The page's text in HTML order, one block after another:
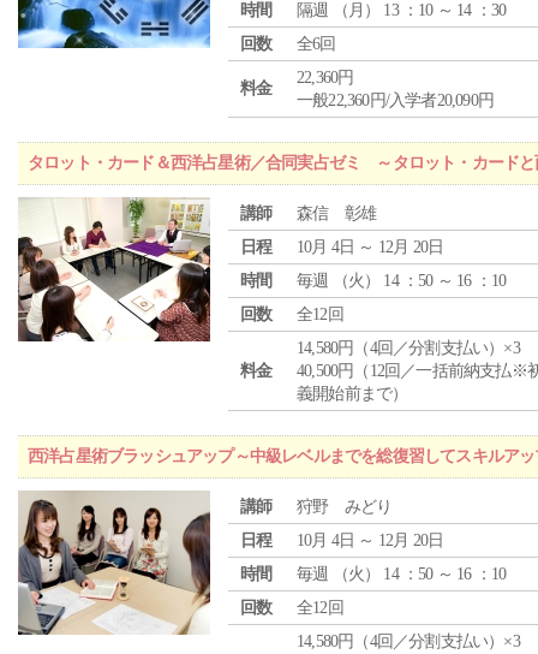
時間
隔週 （ 月 ） 13 ：10 ～ 14 ：30
回数
全6回
料金
22,360円
一般22,360円/入学者20,090円
タロット・カード＆西洋占星術／合同実占ゼミ ～タロット・カード
講師
森信 彰雄
日程
10月 4日 ～ 12月 20日
時間
毎週 （火 ） 14 ：50 ～ 16 ：10
回数
全12回
料金
14,580円（4回／分割支払い）×3
40,500円（12回／一括前納支払※
義開始前まで）
西洋占星術ブラッシュアップ～中級レベルまでを総復習してスキルア
講師
狩野 みどり
日程
10月 4日 ～ 12月 20日
時間
毎週 （火 ） 14 ：50 ～ 16 ：10
回数
全12回
14,580円（4回／分割支払い）×3